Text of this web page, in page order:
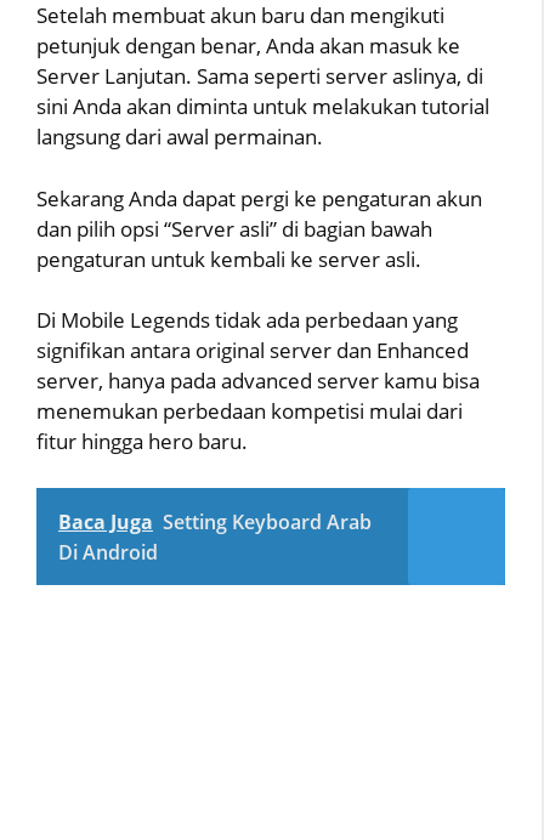
Setelah membuat akun baru dan mengikuti
petunjuk dengan benar, Anda akan masuk ke
Server Lanjutan. Sama seperti server aslinya, di
sini Anda akan diminta untuk melakukan tutorial
langsung dari awal permainan.
Sekarang Anda dapat pergi ke pengaturan akun
dan pilih opsi “Server asli” di bagian bawah
pengaturan untuk kembali ke server asli.
Di Mobile Legends tidak ada perbedaan yang
signifikan antara original server dan Enhanced
server, hanya pada advanced server kamu bisa
menemukan perbedaan kompetisi mulai dari
fitur hingga hero baru.
Baca Juga Setting Keyboard Arab
Di Android